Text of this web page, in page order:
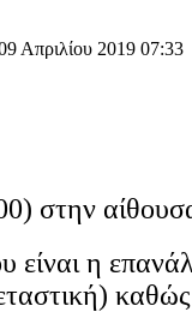
Απριλίου 2019 07:33
στην
είναι η